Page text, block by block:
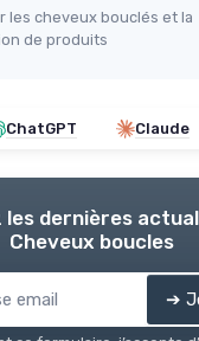
les cheveux bouclés et la
de produits
ChatGPT Claude
les dernières
Cheveux boucles
➔